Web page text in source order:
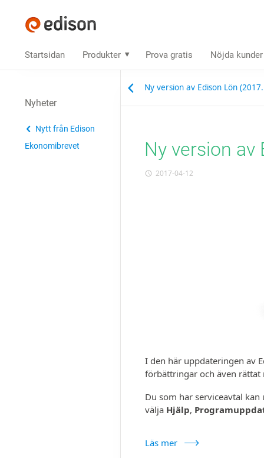
Startsidan Produkter Prova gratis Nöjda kunder
Ny version av Edison Lön
Ny version av
2017-04-12
I den här upp­dateringen av
förbättringar och även
Du som har service­avtal
välja Hjälp,
Läs mer
Nyheter
Nytt från Edison
Ekonomibrevet